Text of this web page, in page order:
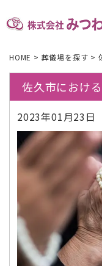
HOME > 葬儀場を探す >
佐久市におけ
2023年01月23日